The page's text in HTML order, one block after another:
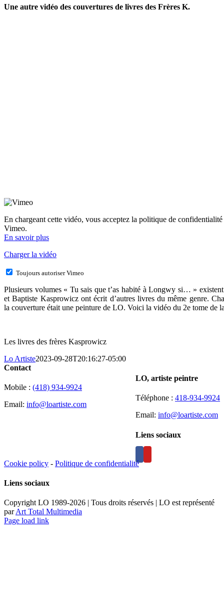
Une autre vidéo des couvertures de livres des Frères K.
En chargeant cette vidéo, vous acceptez la politique de confidentialité
Vimeo.
En savoir plus
Charger la vidéo
Toujours autoriser Vimeo
Plusieurs volumes « Tu sais que t’as habité à Longwy si… »
et Baptiste Kasprowicz ont écrit d’autres livres du même genre.
la couverture était une peinture de LO. Voici la vidéo du 2e tome de
Les livres des frères Kasprowicz
Lo Artiste2023-09-28T20:16:27-05:00
LO, artiste peintre
Téléphone : 418-934-9924
Email: info@loartiste.com
Liens sociaux
Contact
Mobile : (418) 934-9924
Email: info@loartiste.com
Cookie policy - Politique de confidentialité
Liens sociaux
Copyright LO 1989-2026 | Tous droits réservés | LO est représenté
parArt Total Multimedia
Facebook
Instagram
Email
Pinterest
YouTube
Page load link